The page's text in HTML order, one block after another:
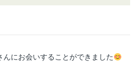
んにお会いすることができました